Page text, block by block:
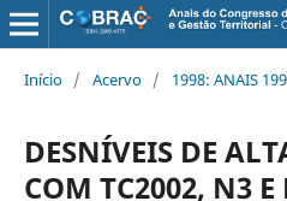
Início / Acervo / 1998: ANAIS
DESNÍVEIS DE
COM TC2002, N3